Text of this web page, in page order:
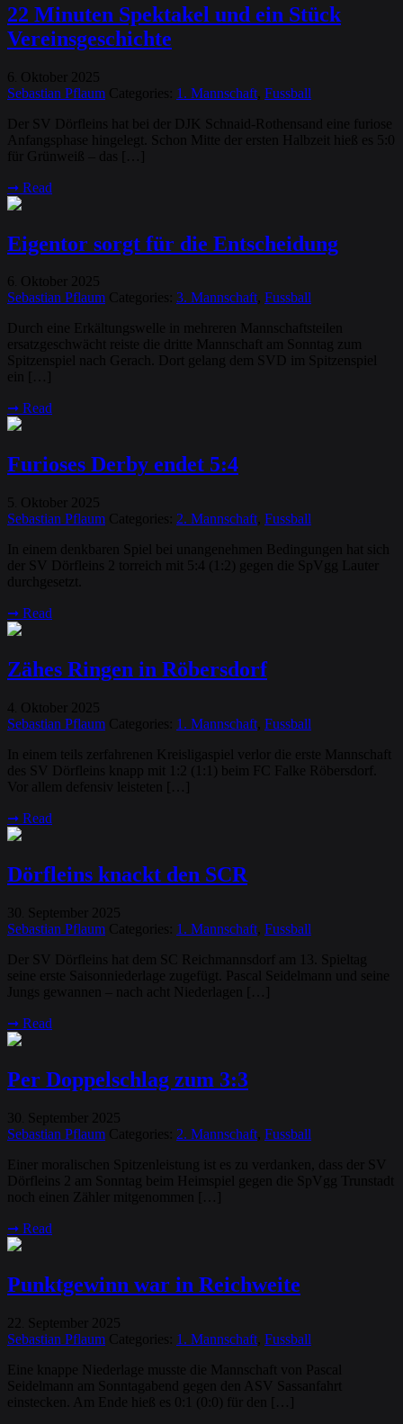
22 Minuten Spektakel und ein Stück
Vereinsgeschichte
6 Oktober
2025
Sebastian Pflaum Categories: 1. Mannschaft Fussball
Der SV Dörfleins hat bei der DJK Schnaid-Rothensand eine furiose
Anfangsphase hingelegt. Schon Mitte der ersten Halbzeit hieß es 5:0
für Grünweiß – das […]
➞ Read
Eigentor sorgt für die Entscheidung
6 Oktober 2025
Sebastian Pflaum Categories: 3. Mannschaft, Fussball
Durch eine Erkältungswelle in mehreren Mannschaftsteilen
ersatzgeschwächt reiste die dritte Mannschaft am Sonntag zum
Spitzenspiel nach Gerach. Dort gelang dem SVD im Spitzenspiel
ein […]
➞ Read
Furioses Derby endet 5:4
5 Oktober
2025
Sebastian Pflaum Categories: 2. Mannschaft Fussball
In einem denkbaren Spiel bei unangenehmen Bedingungen hat sich
der SV Dörfleins 2 torreich mit 5:4 (1:2) gegen die SpVgg Lauter
durchgesetzt.
➞ Read
Zähes Ringen in Röbersdorf
4 Oktober
2025
Sebastian Pflaum Categories: 1. Mannschaft Fussball
In einem teils zerfahrenen Kreisligaspiel verlor die erste Mannschaft
des SV Dörfleins knapp mit 1:2 (1:1) beim FC Falke Röbersdorf.
Vor allem defensiv leisteten […]
➞ Read
Dörfleins knackt den SCR
30 September
2025
Sebastian Pflaum Categories: 1. Mannschaft Fussball
Der SV Dörfleins hat dem SC Reichmannsdorf am 13. Spieltag
seine erste Saisonniederlage zugefügt. Pascal Seidelmann und seine
Jungs gewannen – nach acht Niederlagen […]
➞ Read
Per Doppelschlag zum 3:3
30 September
2025
Sebastian Pflaum Categories: 2. Mannschaft Fussball
Einer moralischen Spitzenleistung ist es zu verdanken, dass der SV
Dörfleins 2 am Sonntag beim Heimspiel gegen die SpVgg Trunstadt
noch einen Zähler mitgenommen […]
➞ Read
Punktgewinn war in Reichweite
September
2025
Sebastian Pflaum Categories: 1. Mannschaft Fussball
Eine knappe Niederlage musste die Mannschaft von Pascal
Seidelmann am Sonntagabend gegen den ASV Sassanfahrt
einstecken. Am Ende hieß es 0:1 (0:0) für den […]